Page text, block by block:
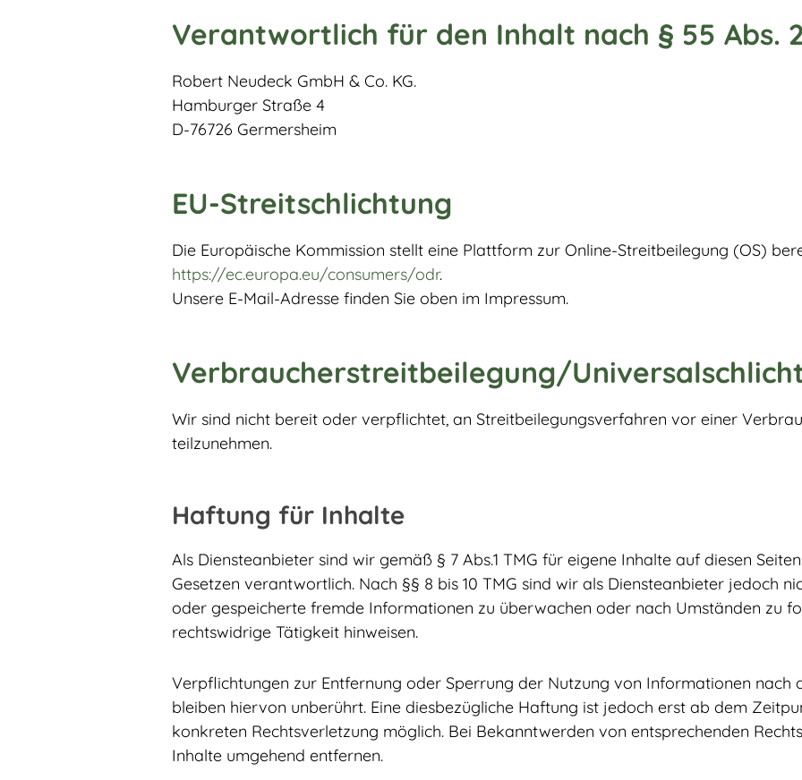
Verantwortlich für den Inhalt nach § 55 Abs.
Robert Neudeck GmbH & Co. KG.
Hamburger Straße 4
D-76726 Germersheim
EU-Streitschlichtung
Die Europäische Kommission stellt eine Plattform zur Online-Streitbeilegung (OS)
https://ec.europa.eu/consumers/odr.
Unsere E-Mail-Adresse finden Sie oben im Impressum.
Verbraucher­streit­beilegung/
Wir sind nicht bereit oder verpflichtet, an Streitbeilegungsverfahren vor einer
teilzunehmen.
Haftung für Inhalte
Als Diensteanbieter sind wir gemäß § 7 Abs.1 TMG für eigene Inhalte auf diesen
Gesetzen verantwortlich. Nach §§ 8 bis 10 TMG sind wir als Diensteanbieter jedoch
oder gespeicherte fremde Informationen zu überwachen oder nach Umständen zu
rechtswidrige Tätigkeit hinweisen.
Verpflichtungen zur Entfernung oder Sperrung der Nutzung von Informationen nach
bleiben hiervon unberührt. Eine diesbezügliche Haftung ist jedoch erst ab dem
konkreten Rechtsverletzung möglich. Bei Bekanntwerden von entsprechenden
Inhalte umgehend entfernen.